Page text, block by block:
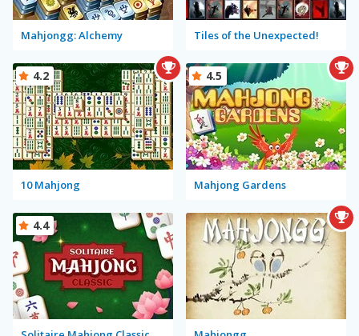
Mahjongg: Alchemy Tiles of the Unexpected!
10 Mahjong
4.2
Mahjong Gardens
4.5
4.4